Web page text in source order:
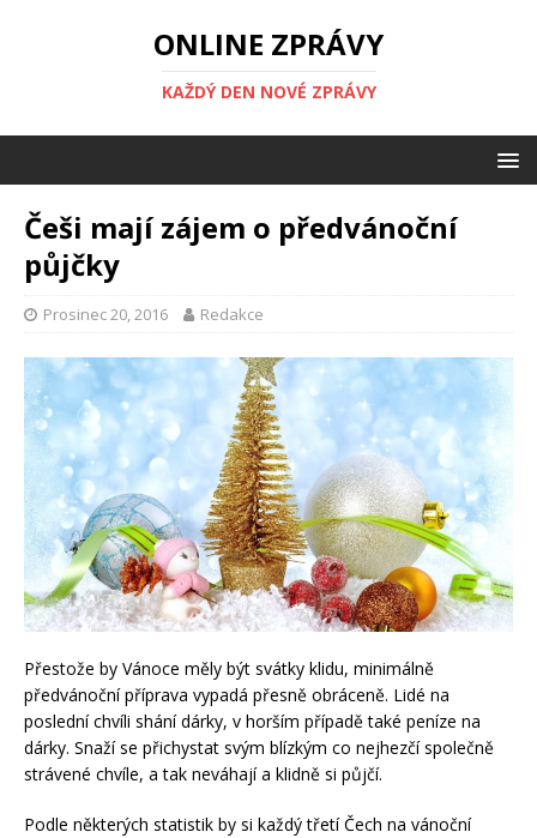
ONLINE ZPRÁVY
KAŽDÝ DEN NOVÉ ZPRÁVY
Češi mají zájem o předvánoční
půjčky
Prosinec 20, 2016 Redakce
Přestože by Vánoce měly být svátky klidu, minimálně
předvánoční příprava vypadá přesně obráceně. Lidé na
poslední chvíli shání dárky, v horším případě také peníze na
dárky. Snaží se přichystat svým blízkým co nejhezčí společně
strávené chvíle, a tak neváhají a klidně si půjčí.
Podle některých statistik by si každý třetí Čech na vánoční